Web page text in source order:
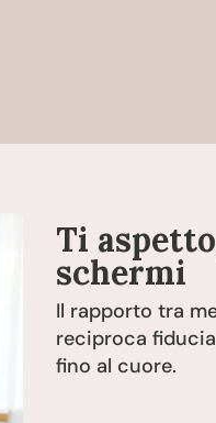
Ti
schermi
Il rapporto tra
reciproca
fino al cuore.